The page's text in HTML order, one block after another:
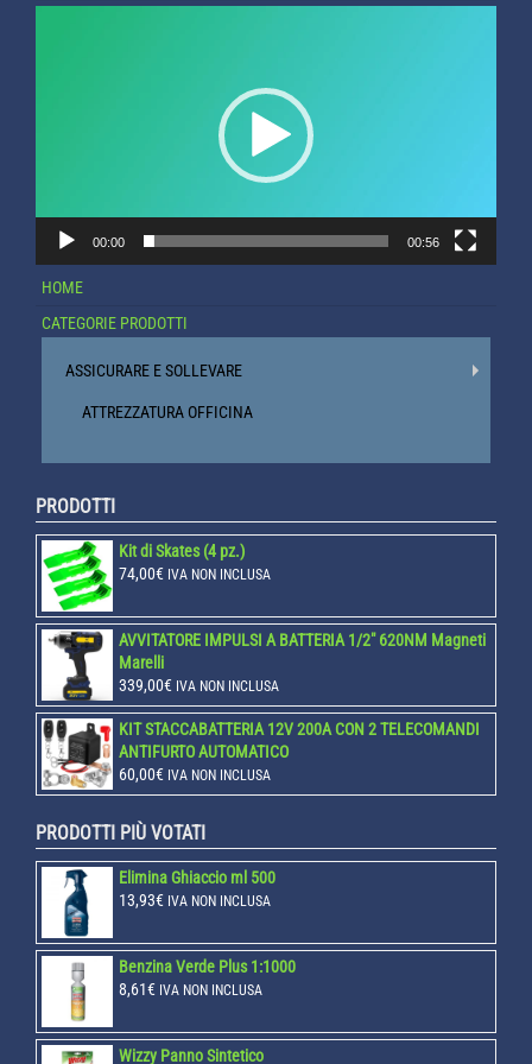
00:00 00:56
HOME
CATEGORIE PRODOTTI
ASSICURARE E SOLLEVARE
ATTREZZATURA OFFICINA
PRODOTTI
Kit di Skates (4 pz.)
74,00€ IVA NON INCLUSA
AVVITATORE IMPULSI A BATTERIA 1/2" 620NM Magneti
Marelli
339,00€ IVA NON INCLUSA
KIT STACCABATTERIA 12V 200A CON 2 TELECOMANDI
ANTIFURTO AUTOMATICO
60,00€ IVA NON INCLUSA
PRODOTTI PIÙ VOTATI
Elimina Ghiaccio ml 500
13,93€ IVA NON INCLUSA
Benzina Verde Plus 1:1000
8,61€ IVA NON INCLUSA
Wizzy Panno Sintetico